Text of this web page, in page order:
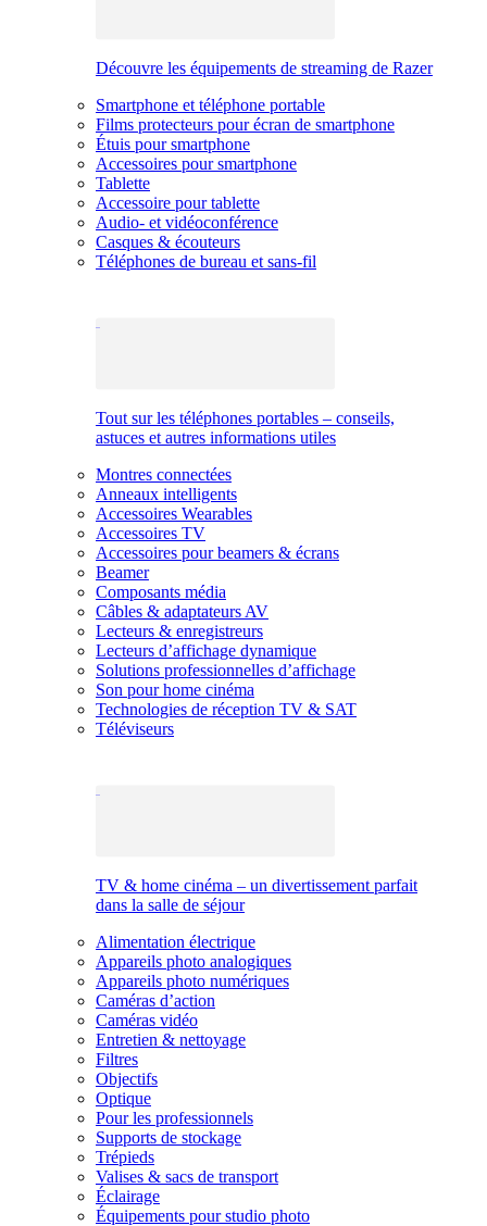
Découvre les équipements de streaming de Razer
Smartphone et téléphone portable
Films protecteurs pour écran de smartphone
Étuis pour smartphone
Accessoires pour smartphone
Tablette
Accessoire pour tablette
Audio- et vidéoconférence
Casques & écouteurs
Téléphones de bureau et sans-fil
Tout sur les téléphones portables – conseils,
astuces et autres informations utiles
Montres connectées
Anneaux intelligents
Accessoires Wearables
Accessoires TV
Accessoires pour beamers & écrans
Beamer
Composants média
Câbles & adaptateurs AV
Lecteurs & enregistreurs
Lecteurs d’affichage dynamique
Solutions professionnelles d’affichage
Son pour home cinéma
Technologies de réception TV & SAT
Téléviseurs
TV & home cinéma – un divertissement parfait
dans la salle de séjour
Alimentation électrique
Appareils photo analogiques
Appareils photo numériques
Caméras d’action
Caméras vidéo
Entretien & nettoyage
Filtres
Objectifs
Optique
Pour les professionnels
Supports de stockage
Trépieds
Valises & sacs de transport
Éclairage
Équipements pour studio photo